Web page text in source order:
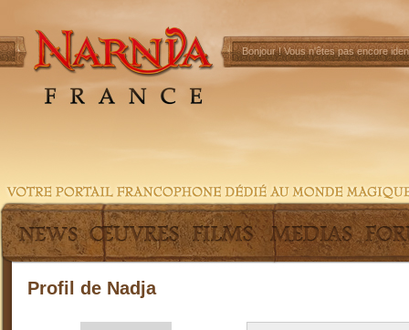
Bonjour !Vous n'êtes pas encore
Profil de Nadja